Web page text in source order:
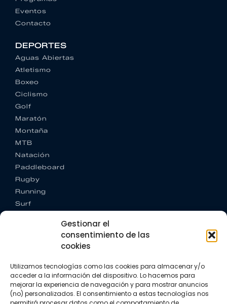
Gestionar el
consentimiento de las
cookies
Utilizamos tecnologías como las cookies para almacenar y/o
acceder a la información del dispositivo. Lo hacemos para
mejorar la experiencia de navegación y para mostrar anuncios
(no) personalizados. El consentimiento a estas tecnologías nos
Eventos
Contacto
DEPORTES
Aguas Abiertas
Atletismo
Boxeo
Ciclismo
Golf
Maratón
Montaña
MTB
Natación
Paddleboard
Rugby
Running
Surf
CONTACTO
+34 662 342 177
info@vkssport.com
SÍGUENOS